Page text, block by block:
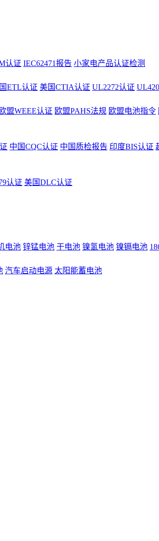
认证 IEC62471报告 小家电产品认证检测
ETL认证 美国CTIA认证 UL2272认证
欧盟WEEE认证 欧盟PAHS法规 欧盟电池指令
中国CQC认证 中国质检报告 印度BIS认证
认证 美国DLC认证
电池 锌锰电池 干电池 镍氢电池 镍镉电池
汽车启动电源 太阳能蓄电池